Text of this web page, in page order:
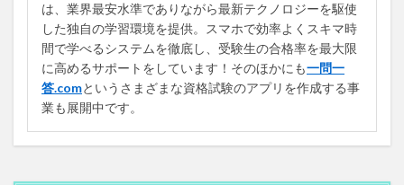
は、業界最安水準でありながら最新テクノロジーを駆使
した独自の学習環境を提供。スマホで効率よくスキマ時
間で学べるシステムを徹底し、受験生の合格率を最大限
に高めるサポートをしています！そのほかにも一問一
答.comというさまざまな資格試験のアプリを作成する事
業も展開中です。